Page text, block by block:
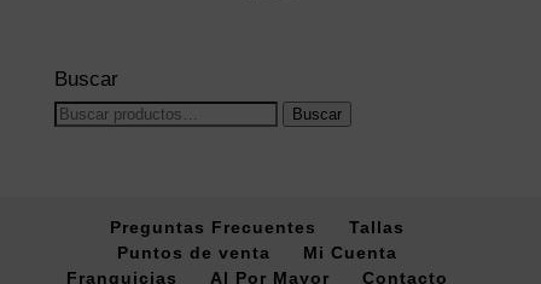
Buscar
Buscar
Buscar
Preguntas Frecuentes
Tallas
Puntos de venta
Mi Cuenta
Franquicias
Al Por Mayor Contacto